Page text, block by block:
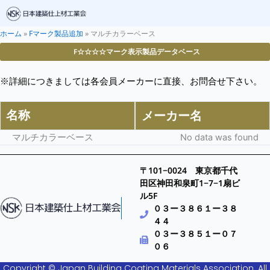
ホーム » Fマーク製品追加 » マルチカラーベース
F☆☆☆☆マーク表示製品データベース
※詳細につきましては各会員メーカーに直接、お問合せ下さい。
名称 メーカー名
マルチカラーベース No data was found
〒101−0024 東京都千代
田区神田和泉町1−7−1扇ビ
ル5F
０３ー３８６１ー３８
４４
０３ー３８５１ー０７
０６